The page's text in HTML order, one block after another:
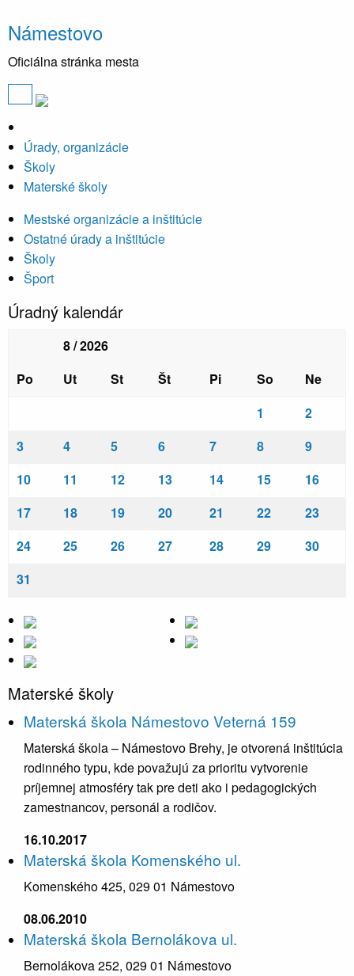
Námestovo
Oficiálna stránka mesta
Úrady, organizácie
Školy
Materské školy
Mestské organizácie a inštitúcie
Ostatné úrady a inštitúcie
Školy
Šport
Úradný kalendár
8 / 2026
Po
Ut St Št Pi So
Ne
1
2
3
4 5 6 7 8
9
10
11 12 13 14 15
16
17
18 19 20 21 22
23
24
25 26 27 28 29
30
31
Materské školy
Materská škola Námestovo Veterná 159
Materská škola – Námestovo Brehy, je otvorená inštitúcia
rodinného typu, kde považujú za prioritu vytvorenie
príjemnej atmosféry tak pre deti ako i pedagogických
zamestnancov, personál a rodičov.
16.10.2017
Materská škola Komenského ul.
Komenského 425, 029 01 Námestovo
08.06.2010
Materská škola Bernolákova ul.
Bernolákova 252, 029 01 Námestovo